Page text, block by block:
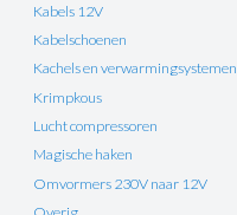
Kabels 12V
Kabelschoenen
Kachels en verwarmingsystemen
Krimpkous
Lucht compressoren
Magische haken
Omvormers 230V naar 12V